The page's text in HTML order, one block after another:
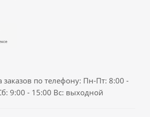
по телефону: Пн-Пт: 8:00 -
9:00 - 15:00 Вс: выходной